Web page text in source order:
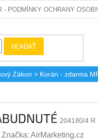
- PODMÍNKY OCHRANY
HĽADAŤ
Zákon > Korán - zdarma
204180/4 R
Značka: AirMarketing.cz